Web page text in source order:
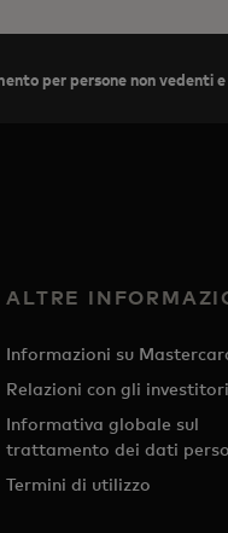
per persone non vedenti
ALTRE
Informazioni su
Relazioni con gli investitori
Informativa globale sul
trattamento dei dati
Termini di utilizzo